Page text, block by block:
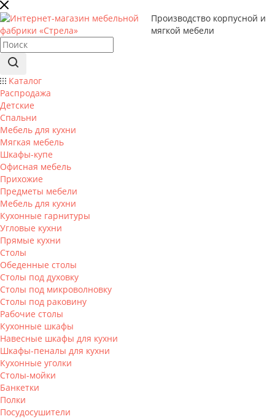
Производство корпусной и
мягкой мебели
Каталог
Распродажа
Детские
Спальни
Мебель для кухни
Мягкая мебель
Шкафы-купе
Офисная мебель
Прихожие
Предметы мебели
Мебель для кухни
Кухонные гарнитуры
Угловые кухни
Прямые кухни
Столы
Обеденные столы
Столы под духовку
Столы под микроволновку
Столы под раковину
Рабочие столы
Кухонные шкафы
Навесные шкафы для кухни
Шкафы-пеналы для кухни
Кухонные уголки
Столы-мойки
Банкетки
Полки
Посудосушители